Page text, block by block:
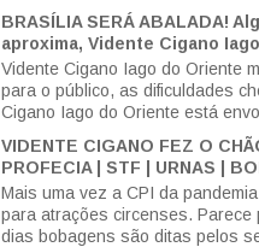
BRASÍLIA SERÁ ABALADA!
aproxima, Vidente Cigano
Vidente Cigano Iago do Oriente
para o público, as dificuldades
Cigano Iago do Oriente está
VIDENTE CIGANO FEZ O
PROFECIA | STF | URNAS |
Mais uma vez a CPI da
para atrações circenses. Parece
dias bobagens são ditas pelos